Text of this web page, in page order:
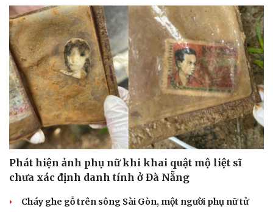
Phát hiện ảnh phụ nữ khi khai quật mộ liệt sĩ
chưa xác định danh tính ở Đà Nẵng
Cháy ghe gỗ trên sông Sài Gòn, một người phụ nữ tử